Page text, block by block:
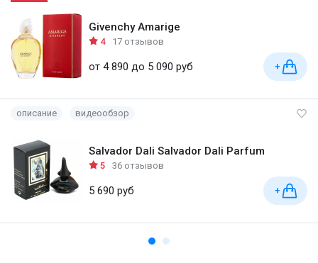
Givenchy Amarige
4 17 отзывов
от 4 890 до 5 090 руб +
описание видеообзор
Salvador Dali Salvador Dali Parfum
5 36 отзывов
5 690 руб +